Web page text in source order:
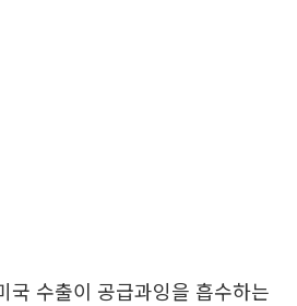
국 수출이 공급과잉을 흡수하는